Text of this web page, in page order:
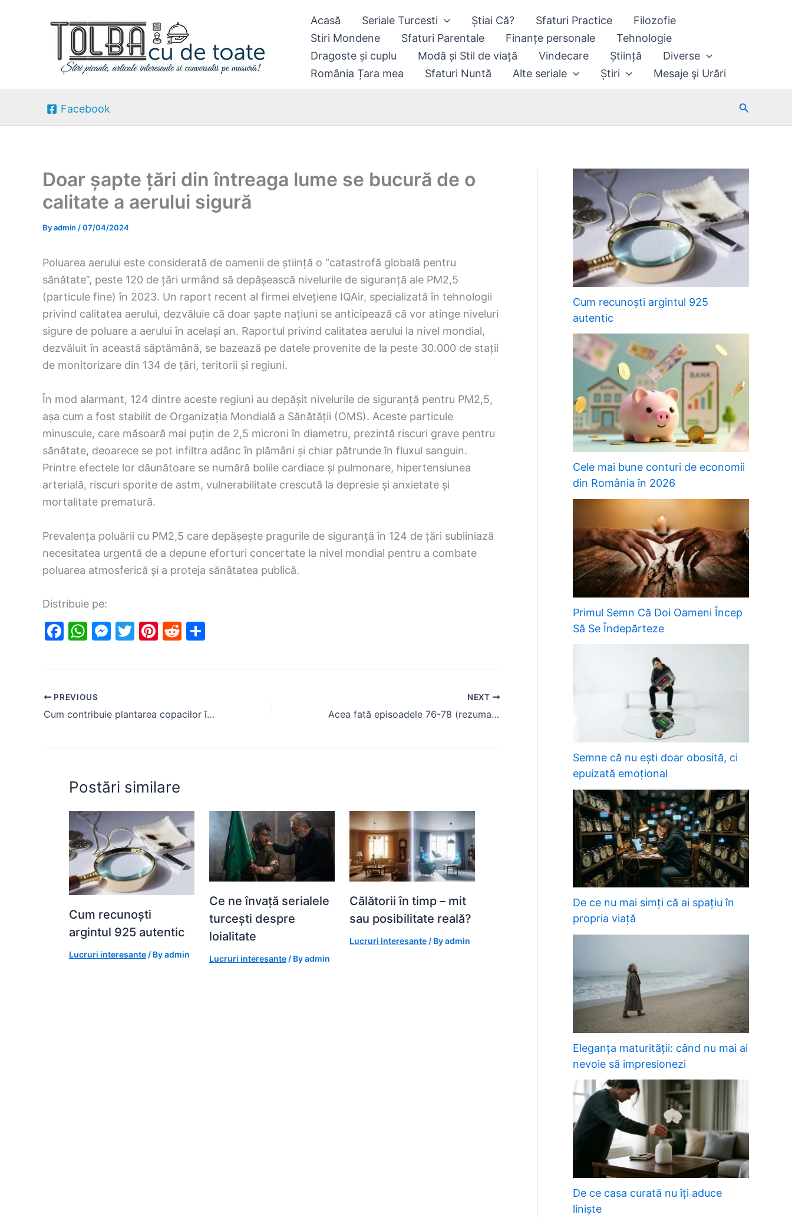
Acasă Seriale Turcesti Știai Că? Sfaturi Practice
Filozofie
Stiri Mondene
Sfaturi Parentale Finanțe personale
Tehnologie
Dragoste și cuplu
Modă și Stil de viață Vindecare Știință
Diverse
România Țara mea
Sfaturi Nuntă Alte seriale Știri Mesaje şi Urări
Facebook Search
Doar șapte țări din întreaga lume se bucură de o
calitate a aerului sigură
Byadmin /07/04/2024
Poluarea aerului este considerată de oamenii de știință o “catastrofă globală pentru
sănătate”, peste 120 de țări urmând să depășească nivelurile de siguranță ale PM2,5
(particule fine) în 2023. Un raport recent al firmei elvețiene IQAir, specializată în tehnologii
privind calitatea aerului, dezvăluie că doar șapte națiuni se anticipează că vor atinge niveluri
sigure de poluare a aerului în același an. Raportul privind calitatea aerului la nivel mondial,
dezvăluit în această săptămână, se bazează pe datele provenite de la peste 30.000 de stații
de monitorizare din 134 de țări, teritorii și regiuni.
În mod alarmant, 124 dintre aceste regiuni au depășit nivelurile de siguranță pentru PM2,5,
așa cum a fost stabilit de Organizația Mondială a Sănătății (OMS). Aceste particule
minuscule, care măsoară mai puțin de 2,5 microni în diametru, prezintă riscuri grave pentru
sănătate, deoarece se pot infiltra adânc în plămâni și chiar pătrunde în fluxul sanguin.
Printre efectele lor dăunătoare se numără bolile cardiace și pulmonare, hipertensiunea
arterială, riscuri sporite de astm, vulnerabilitate crescută la depresie și anxietate și
mortalitate prematură.
Prevalența poluării cu PM2,5 care depășește pragurile de siguranță în 124 de țări subliniază
necesitatea urgentă de a depune eforturi concertate la nivel mondial pentru a combate
poluarea atmosferică și a proteja sănătatea publică.
Distribuie pe:
F
c
b
o
o
W
at
A
p
p
M
s
e
n
g
T
itt
Pi
er
st
R
d
t
ar
PREVIOUS
Cum contribuie plantarea copacilor în locuri nepotrivite la încălzirea globală
NEXT
Acea fată episoadele 76-78 (rezumat) Ultimul episod
Postări similare
Cum recunoști
argintul 925 autentic
Lucruri interesante / Byadmin
Ce ne învață serialele
turcești despre
loialitate
Lucruri interesante / Byadmin
Călătorii în timp – mit
sau posibilitate reală?
Lucruri interesante / Byadmin
Cum recunoști argintul 925
autentic
Cele mai bune conturi de economii
din România în 2026
Primul Semn Că Doi Oameni Încep
Să Se Îndepărteze
Semne că nu ești doar obosită, ci
epuizată emoțional
De ce nu mai simți că ai spațiu în
propria viață
Eleganța maturității: când nu mai ai
nevoie să impresionezi
De ce casa curată nu îți aduce
liniște